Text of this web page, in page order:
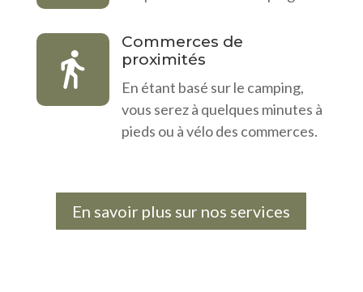
Commerces de
proximités
En étant basé sur le camping,
vous serez à quelques minutes à
pieds ou à vélo des commerces.
En savoir plus sur nos services